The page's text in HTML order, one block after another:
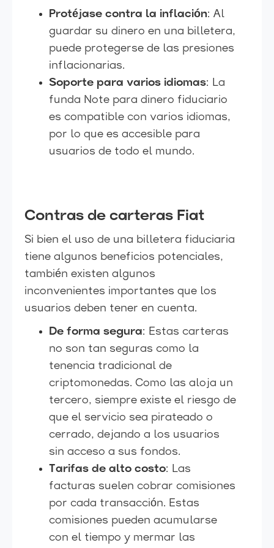
Protéjase contra la inflación: Al
guardar su dinero en una billetera,
puede protegerse de las presiones
inflacionarias.
Soporte para varios idiomas: La
funda Note para dinero fiduciario
es compatible con varios idiomas,
por lo que es accesible para
usuarios de todo el mundo.
Contras de carteras Fiat
Si bien el uso de una billetera fiduciaria
tiene algunos beneficios potenciales,
también existen algunos
inconvenientes importantes que los
usuarios deben tener en cuenta.
De forma segura: Estas carteras
no son tan seguras como la
tenencia tradicional de
criptomonedas. Como las aloja un
tercero, siempre existe el riesgo de
que el servicio sea pirateado o
cerrado, dejando a los usuarios
sin acceso a sus fondos.
Tarifas de alto costo: Las
facturas suelen cobrar comisiones
por cada transacción. Estas
comisiones pueden acumularse
con el tiempo y mermar las